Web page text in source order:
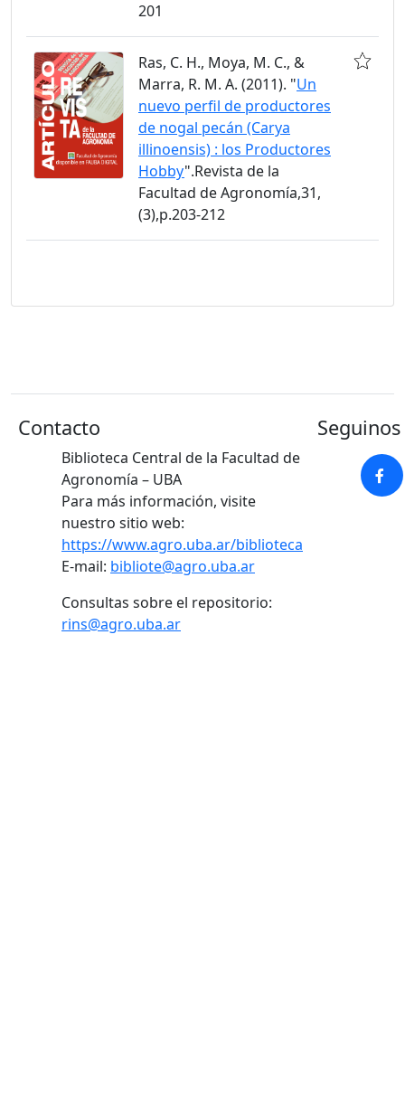
201
Ras, C. H., Moya, M. C., &
Marra, R. M. A. (2011). "Un
nuevo perfil de productores
de nogal pecán (Carya
illinoensis) : los Productores
Hobby".Revista de la
Facultad de Agronomía,31,
(3),p.203-212
Contacto
Biblioteca Central de la Facultad de
Agronomía – UBA
Para más información, visite
nuestro sitio web:
https://www.agro.uba.ar/biblioteca
E-mail: bibliote@agro.uba.ar
Consultas sobre el repositorio:
rins@agro.uba.ar